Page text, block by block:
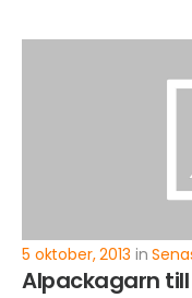
5 oktober, 2013 in
Alpackagarn